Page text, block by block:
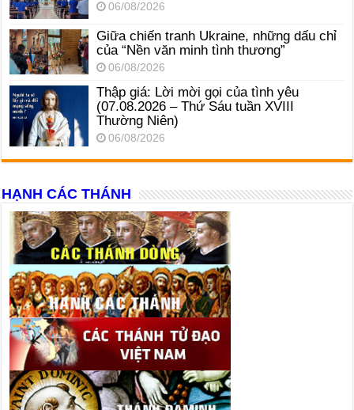
06/08/2026
Giữa chiến tranh Ukraine, những dấu chỉ
của “Nền văn minh tình thương”
06/08/2026
Thập giá: Lời mời gọi của tình yêu
(07.08.2026 – Thứ Sáu tuần XVIII
Thường Niên)
06/08/2026
HẠNH CÁC THÁNH